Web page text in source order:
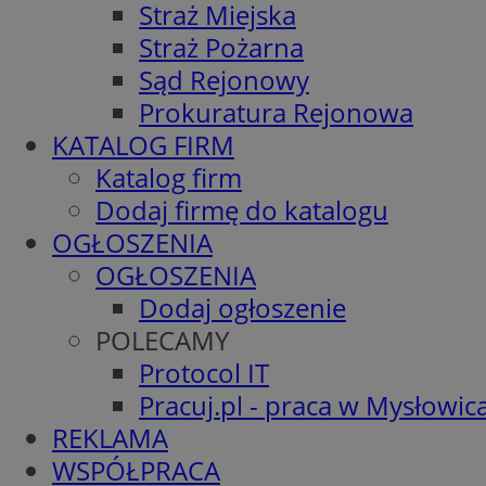
Straż Miejska
Straż Pożarna
Sąd Rejonowy
Prokuratura Rejonowa
KATALOG FIRM
Katalog firm
Dodaj firmę do katalogu
OGŁOSZENIA
OGŁOSZENIA
Dodaj ogłoszenie
POLECAMY
Protocol IT
Pracuj.pl - praca w
REKLAMA
WSPÓŁPRACA